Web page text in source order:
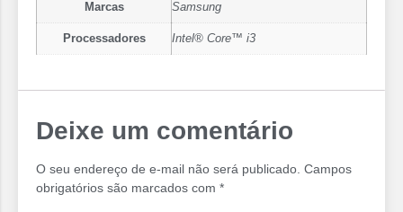
Marcas Samsung
Processadores Intel® Core™ i3
Deixe um comentário
O seu endereço de e-mail não será publicado. Campos
obrigatórios são marcados com *